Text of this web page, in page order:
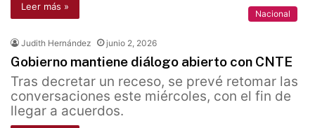
Leer más »
Nacional
Judith Hernández junio 2, 2026
Gobierno mantiene diálogo abierto con CNTE
Tras decretar un receso, se prevé retomar las
conversaciones este miércoles, con el fin de
llegar a acuerdos.